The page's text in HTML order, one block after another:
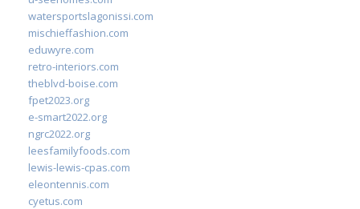
watersportslagonissi.com
mischieffashion.com
eduwyre.com
retro-interiors.com
theblvd-boise.com
fpet2023.org
e-smart2022.org
ngrc2022.org
leesfamilyfoods.com
lewis-lewis-cpas.com
eleontennis.com
cyetus.com